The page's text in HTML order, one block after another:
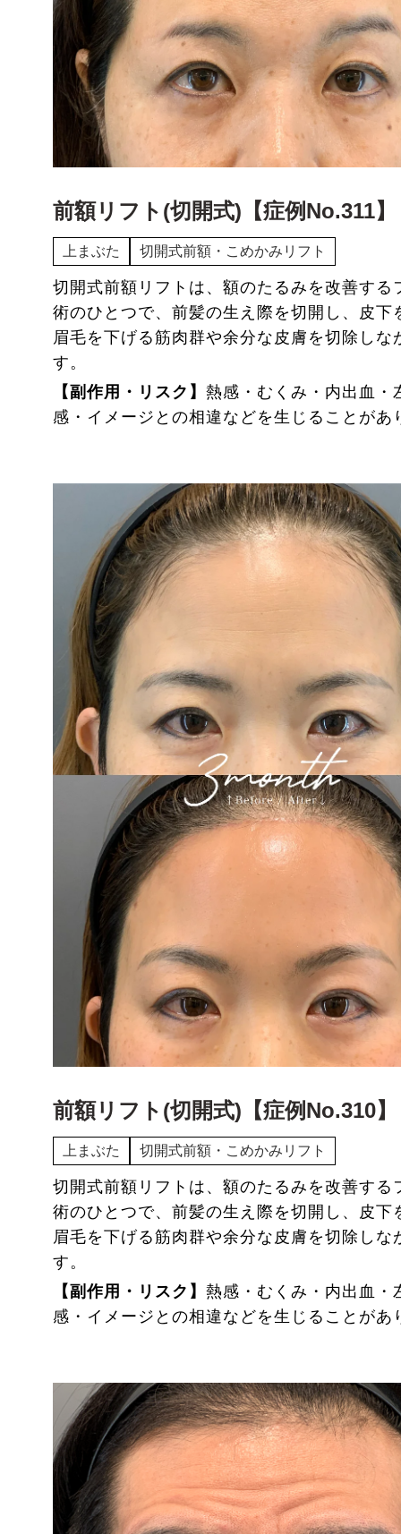
前額リフト(切開式)【症例No.311】
上まぶた 切開式前額・こめかみリフト
切開式前額リフトは、額のたるみを改善する
術のひとつで、前髪の生え際を切開し、皮下
眉毛を下げる筋肉群や余分な皮膚を切除しな
す。
【副作用・リスク】 熱感・むくみ・内出血・
感・イメージとの相違などを生じることがあ
前額リフト(切開式)【症例No.310】
上まぶた 切開式前額・こめかみリフト
切開式前額リフトは、額のたるみを改善する
術のひとつで、前髪の生え際を切開し、皮下
眉毛を下げる筋肉群や余分な皮膚を切除しな
す。
【副作用・リスク】 熱感・むくみ・内出血・
感・イメージとの相違などを生じることがあ